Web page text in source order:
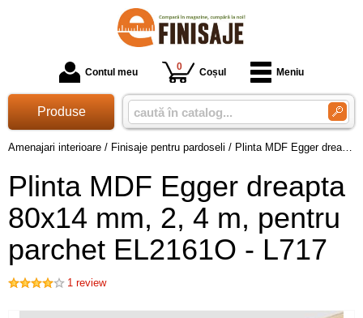
Contul meu 0 Coșul Meniu
Produse
Amenajari interioare / Finisaje pentru pardoseli / Plinta MDF Egger dreapta 80x14 mm, 2, 4 m, pentru parchet EL2161O - L717
Plinta MDF Egger dreapta
80x14 mm, 2, 4 m, pentru
parchet EL2161O - L717
1 review